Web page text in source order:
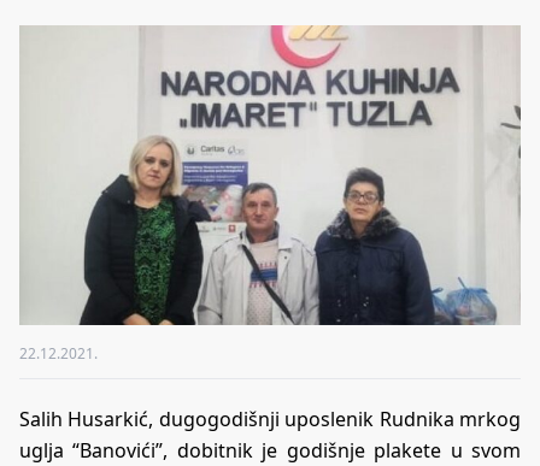
22.12.2021.
Salih Husarkić, dugogodišnji uposlenik Rudnika mrkog
uglja “Banovići”, dobitnik je godišnje plakete u svom